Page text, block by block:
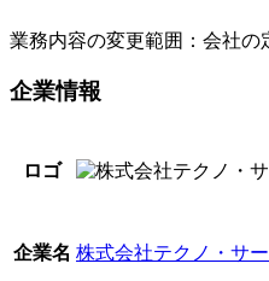
業務内容の変更範囲：会社の
企業情報
ロゴ
企業名 株式会社テクノ・サ